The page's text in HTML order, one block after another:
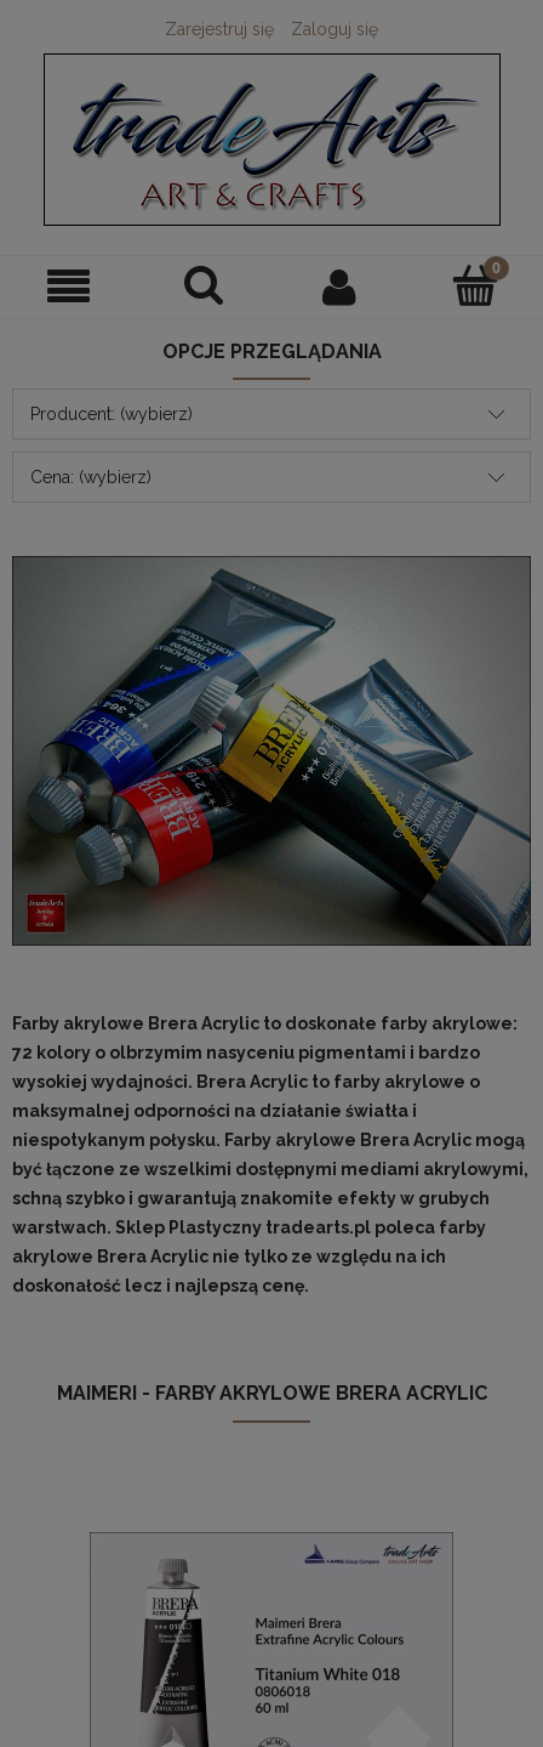
Zarejestruj się Zaloguj się
OPCJE PRZEGLĄDANIA
Producent: (wybierz)
Cena: (wybierz)
Farby akrylowe Brera Acrylic to doskonałe farby akrylowe:
72 kolory o olbrzymim nasyceniu pigmentami i bardzo
wysokiej wydajności. Brera Acrylic to farby akrylowe o
maksymalnej odporności na działanie światła i
niespotykanym połysku. Farby akrylowe Brera Acrylic mogą
być łączone ze wszelkimi dostępnymi mediami akrylowymi,
schną szybko i gwarantują znakomite efekty w grubych
warstwach. Sklep Plastyczny tradearts.pl poleca farby
akrylowe Brera Acrylic nie tylko ze względu na ich
doskonałość lecz i najlepszą cenę.
MAIMERI - FARBY AKRYLOWE BRERA ACRYLIC